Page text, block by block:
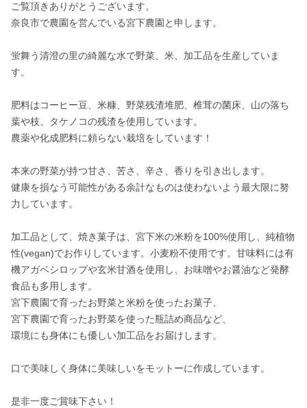
ご覧頂きありがとうございます。
奈良市で農園を営んでいる宮下農園と申します。
蛍舞う清澄の里の綺麗な水で野菜、米、加工品を生産していま
す。
肥料はコーヒー豆、米糠、野菜残渣堆肥、椎茸の菌床、山の落ち
葉や枝、タケノコの残渣を使用しています。
農薬や化成肥料に頼らない栽培をしています！
本来の野菜が持つ甘さ、苦さ、辛さ、香りを引き出します。
健康を損なう可能性がある余計なものは使わないよう最大限に努
力しています。
加工品として、焼き菓子は、宮下米の米粉を100%使用し、純植物
性(vegan)でお作りしています。小麦粉不使用です。甘味料には有
機アガベシロップや玄米甘酒を使用し、お味噌やお醤油など発酵
食品も多用します。
宮下農園で育ったお野菜と米粉を使ったお菓子、
宮下農園で育ったお野菜を使った瓶詰め商品など、
環境にも身体にも優しい加工品をお届けします。
口で美味しく身体に美味しいをモットーに作成しています。